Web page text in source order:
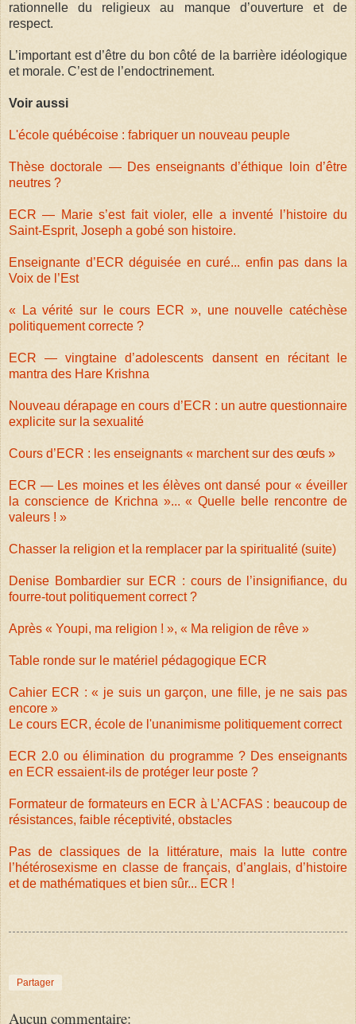
rationnelle du religieux au manque d’ouverture et de
respect.
L’important est d’être du bon côté de la barrière idéologique
et morale. C’est de l’endoctrinement.
Voir aussi
L'école québécoise : fabriquer un nouveau peuple
Thèse doctorale — Des enseignants d’éthique loin d’être
neutres ?
ECR — Marie s’est fait violer, elle a inventé l’histoire du
Saint-Esprit, Joseph a gobé son histoire.
Enseignante d’ECR déguisée en curé... enfin pas dans la
Voix de l’Est
« La vérité sur le cours ECR », une nouvelle catéchèse
politiquement correcte ?
ECR — vingtaine d’adolescents dansent en récitant le
mantra des Hare Krishna
Nouveau dérapage en cours d’ECR : un autre questionnaire
explicite sur la sexualité
Cours d’ECR : les enseignants « marchent sur des œufs »
ECR — Les moines et les élèves ont dansé pour « éveiller
la conscience de Krichna »... « Quelle belle rencontre de
valeurs ! »
Chasser la religion et la remplacer par la spiritualité (suite)
Denise Bombardier sur ECR : cours de l’insignifiance, du
fourre-tout politiquement correct ?
Après « Youpi, ma religion ! », « Ma religion de rêve »
Table ronde sur le matériel pédagogique ECR
Cahier ECR : « je suis un garçon, une fille, je ne sais pas
encore »
Le cours ECR, école de l'unanimisme politiquement correct
ECR 2.0 ou élimination du programme ? Des enseignants
en ECR essaient-ils de protéger leur poste ?
Formateur de formateurs en ECR à L’ACFAS : beaucoup de
résistances, faible réceptivité, obstacles
Pas de classiques de la littérature, mais la lutte contre
l’hétérosexisme en classe de français, d’anglais, d’histoire
et de mathématiques et bien sûr... ECR !
Partager
Aucun commentaire: